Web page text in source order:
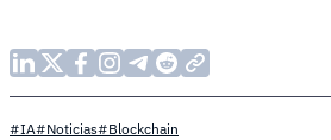
#IA#Noticias#Blockchain